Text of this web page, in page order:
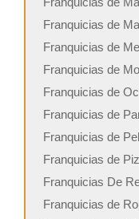
Franquicias de
Franquicias de
Franquicias de
Franquicias de
Franquicias de
Franquicias de
Franquicias de
Franquicias De
Franquicias de